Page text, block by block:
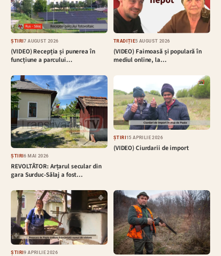
ȘTIRI7 AUGUST 2026
(VIDEO) Recepția și punerea în
funcțiune a parcului…
TRADIȚIE5 AUGUST 2026
(VIDEO) Faimoasă și populară în
mediul online, la…
ȘTIRI6 MAI 2026
REVOLTĂTOR: Arțarul secular din
gara Surduc-Sălaj a fost…
ȘTIRI15 APRILIE 2026
(VIDEO) Ciurdarii de import
ȘTIRI9 APRILIE 2026